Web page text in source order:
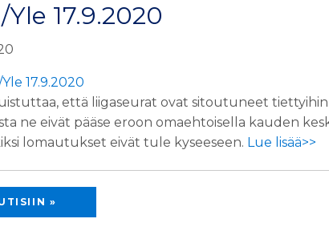
17.9.2020
17.9.2020
että liigaseurat ovat sitoutuneet
ne eivät pääse eroon omaehtoisella kauden
lomautukset eivät tule kyseeseen. Lue lisää>>
»